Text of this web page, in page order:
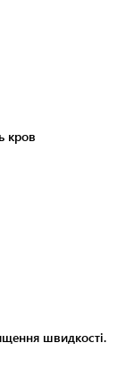
кров
швидкості.